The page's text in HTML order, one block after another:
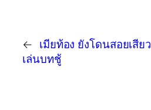
← เมียท้อง ยังโดนสอยเสียว
เล่นบทชู้